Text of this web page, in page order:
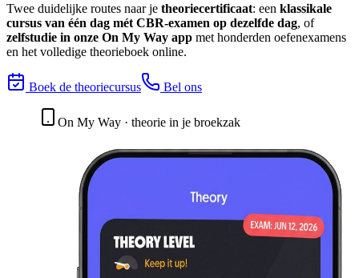
Twee duidelijke routes naar je theoriecertificaat: een klassikale
cursus van één dag mét CBR-examen op dezelfde dag, of
zelfstudie in onze On My Way app met honderden oefenexamens
en het volledige theorieboek online.
Boek de theoriecursus Bel ons
On My Way · theorie in je broekzak